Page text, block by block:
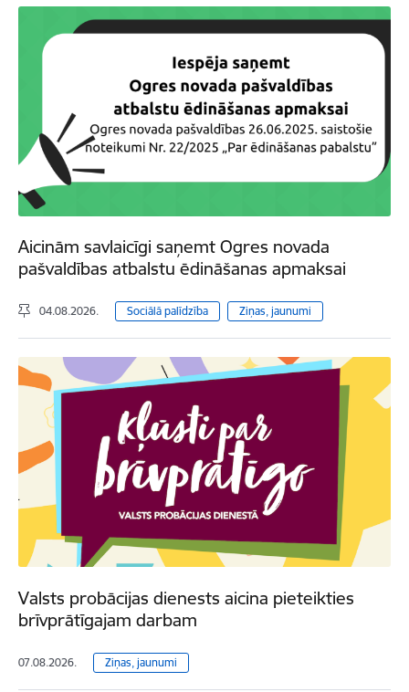
Aicinām savlaicīgi saņemt Ogres novada
pašvaldības atbalstu ēdināšanas apmaksai
04.08.2026. Sociālā palīdzība Ziņas, jaunumi
Valsts probācijas dienests aicina pieteikties
brīvprātīgajam darbam
07.08.2026. Ziņas, jaunumi